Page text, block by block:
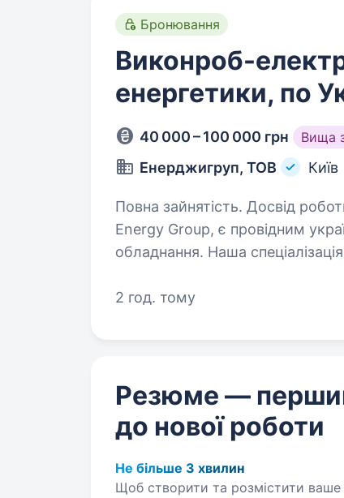
Бронювання
Виконроб-
енергетики, по
40 000 – 100 000 грн Вища
Енерджигруп, ТОВ Київ
Повна зайнятість. Досвід
Energy Group, є провідним
обладнання. Наша
пристроїв…
2 год. тому
Резюме —
до нової роботи
Не більше 3 хвилин
Щоб створити та розмістити ваше